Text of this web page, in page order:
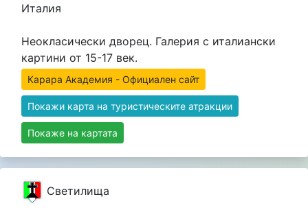
Италия
Неокласически дворец. Галерия с италиански
картини от 15-17 век.
Карара Академия - Официален сайт
Покажи карта на туристическите атракции
Покаже на картата
Светилища